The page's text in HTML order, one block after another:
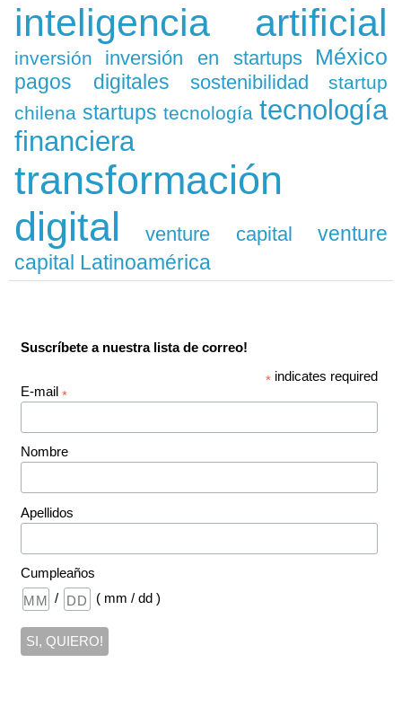
inteligencia artificial
inversión inversión en startups México
pagos digitales sostenibilidad
startup
chilena startups tecnología tecnología
financiera
transformación
digital
venture capital
venture
capital Latinoamérica
Suscríbete a nuestra lista de correo!
* indicates required
E-mail *
Nombre
Apellidos
Cumpleaños
/
( mm / dd )